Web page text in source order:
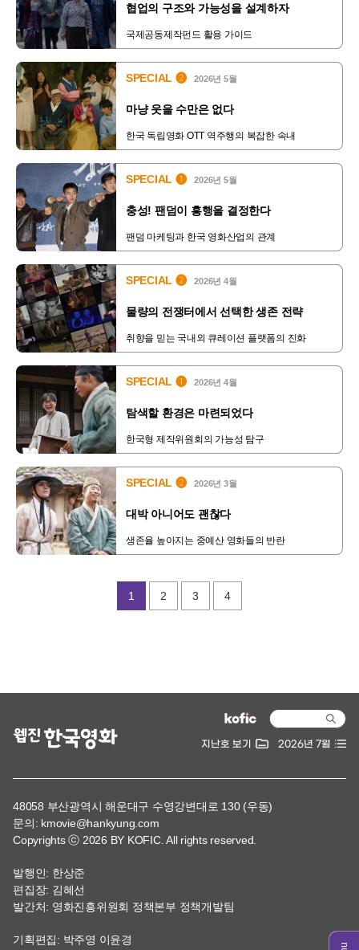
협업의 구조와 가능성을 설계하자
국제공동제작펀드 활용 가이드
SPECIAL ❷ 2026년 5월
마냥 웃을 수만은 없다
한국 독립영화 OTT 역주행의 복잡한 속내
SPECIAL ❶ 2026년 5월
충성! 팬덤이 흥행을 결정한다
팬덤 마케팅과 한국 영화산업의 관계
SPECIAL ❷ 2026년 4월
물량의 전쟁터에서 선택한 생존 전략
취향을 믿는 국내외 큐레이션 플랫폼의 진화
SPECIAL ❶ 2026년 4월
탐색할 환경은 마련되었다
한국형 제작위원회의 가능성 탐구
SPECIAL ❷ 2026년 3월
대박 아니어도 괜찮다
생존율 높아지는 중예산 영화들의 반란
1 2 3 4
지난호 보기 2026년 7월
48058 부산광역시 해운대구 수영강변대로 130 (우동)
문의: kmovie@hankyung.com
Copyrights ⓒ 2026 BY KOFIC. All rights reserved.
발행인: 한상준
편집장: 김혜선
발간처: 영화진흥위원회 정책본부 정책개발팀
기획편집: 박주영 이윤경